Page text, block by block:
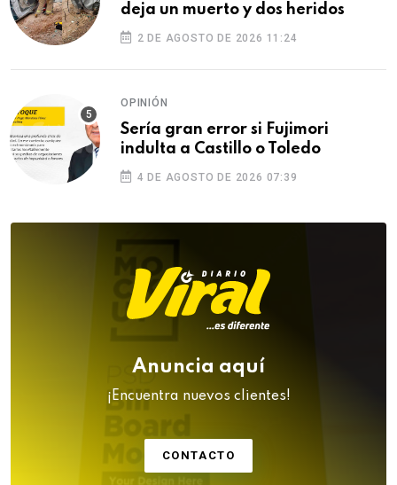
deja un muerto y dos heridos
2 DE AGOSTO DE 2026 11:24
OPINIÓN
Sería gran error si Fujimori
indulta a Castillo o Toledo
4 DE AGOSTO DE 2026 07:39
Anuncia aquí
¡Encuentra nuevos clientes!
CONTACTO